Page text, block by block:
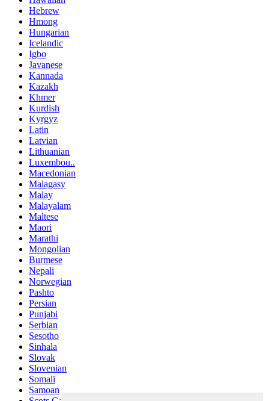
Hebrew
Hmong
Hungarian
Icelandic
Igbo
Javanese
Kannada
Kazakh
Khmer
Kurdish
Kyrgyz
Latin
Latvian
Lithuanian
Luxembou..
Macedonian
Malagasy
Malay
Malayalam
Maltese
Maori
Marathi
Mongolian
Burmese
Nepali
Norwegian
Pashto
Persian
Punjabi
Serbian
Sesotho
Sinhala
Slovak
Slovenian
Somali
Samoan